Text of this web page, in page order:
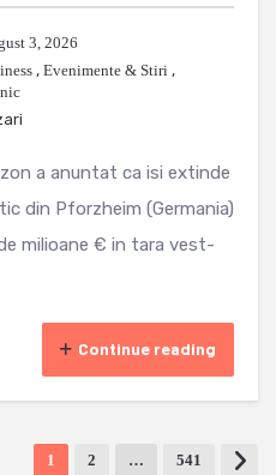
3, 2026
, Evenimente & Stiri ,
a anuntat ca isi extinde
din Pforzheim (Germania)
milioane € in tara vest-
Continue reading
1 2 … 541